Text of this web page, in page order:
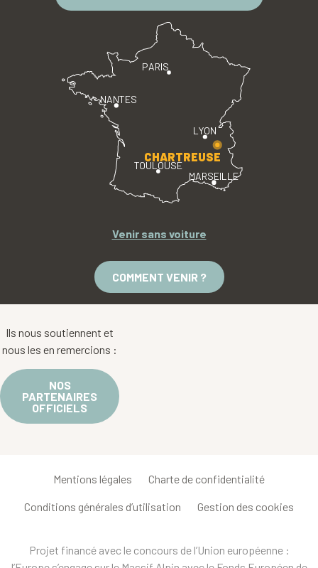
PARIS
LYON
TOULOUSE
MARSEILLE
NANTES
CHARTREUSE
Venir sans voiture
COMMENT VENIR ?
Ils nous soutiennent et
nous les en remercions :
NOS
PARTENAIRES
OFFICIELS
Mentions légales Charte de confidentialité
Conditions générales d’utilisation Gestion des cookies
Projet financé avec le concours de l’Union européenne :